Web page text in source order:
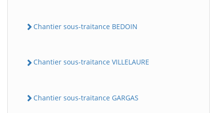
Chantier sous-traitance BEDOIN
Chantier sous-traitance VILLELAURE
Chantier sous-traitance GARGAS